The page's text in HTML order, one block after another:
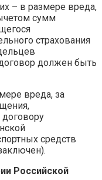
– в размере вреда,
сумм
страхования
должен быть
вреда, за
средств
Российской